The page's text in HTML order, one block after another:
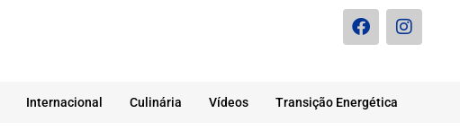
Internacional Culinária Vídeos Transição Energética